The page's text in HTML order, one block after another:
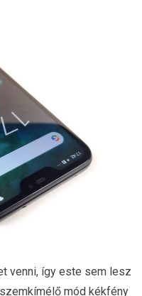
venni, így este sem lesz
mód kékfény